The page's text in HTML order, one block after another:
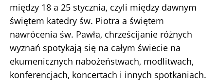
między 18 a 25 stycznia, czyli między dawnym
świętem katedry św. Piotra a świętem
nawrócenia św. Pawła, chrześcijanie różnych
wyznań spotykają się na całym świecie na
ekumenicznych nabożeństwach, modlitwach,
konferencjach, koncertach i innych spotkaniach.